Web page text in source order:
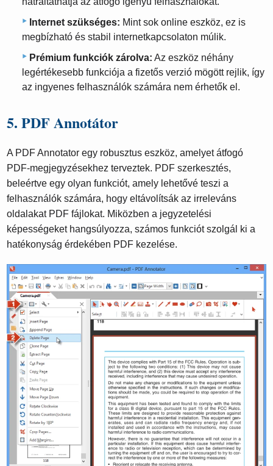
Internet szükséges: Mint sok online eszköz, ez is
megbízható és stabil internetkapcsolaton múlik.
Prémium funkciók zárolva: Az eszköz néhány
legértékesebb funkciója a fizetős verzió mögött rejlik, így
az ingyenes felhasználók számára nem érhetők el.
5. PDF Annotátor
A PDF Annotator egy robusztus eszköz, amelyet átfogó
PDF-megjegyzésekhez terveztek. PDF szerkesztés,
beleértve egy olyan funkciót, amely lehetővé teszi a
felhasználók számára, hogy eltávolítsák az irreleváns
oldalakat PDF fájlokat. Miközben a jegyzetelési
képességeket hangsúlyozza, számos funkciót szolgál ki a
hatékonyság érdekében PDF kezelése.